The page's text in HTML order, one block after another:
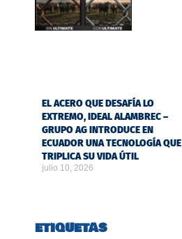
EL ACERO QUE DESAFÍA LO
EXTREMO, IDEAL ALAMBREC –
GRUPO AG INTRODUCE EN
ECUADOR UNA TECNOLOGÍA QUE
TRIPLICA SU VIDA ÚTIL
julio 10, 2026
ETIQUETAS